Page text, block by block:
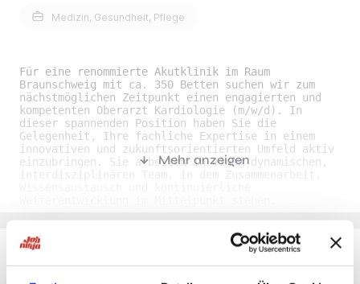
Medizin, Gesundheit, Pflege
Für eine renommierte Akutklinik im Raum
Braunschweig mit ca. 350 Betten suchen wir zum
nächstmöglichen Zeitpunkt einen engagierten und
kompetenten Oberarzt Kardiologie (m/w/d). In
dieser spannenden Position haben Sie die
Gelegenheit, Ihre fachliche Expertise in einem
innovativen und zukunftsorientierten Umfeld aktiv
einzubringen. Sie arbeiten in einem dynamischen,
Abläufen bei und leisten so einen direkten Beitrag
zum Erfolg und zur Weiterentwicklung der
Abteilung. Ihre Aufgaben als Oberarzt Kardiologie
(m/w/d) im Raum Braunschweig• Fachliche Betreuung
Mehr anzeigen